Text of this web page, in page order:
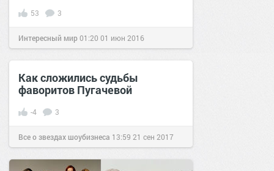
53 3
Интересный мир01:20 01 июн 2016
Как сложились судьбы
фаворитов Пугачевой
-4 3
Все о звездах шоубизнеса 13:59 21 сен 2017